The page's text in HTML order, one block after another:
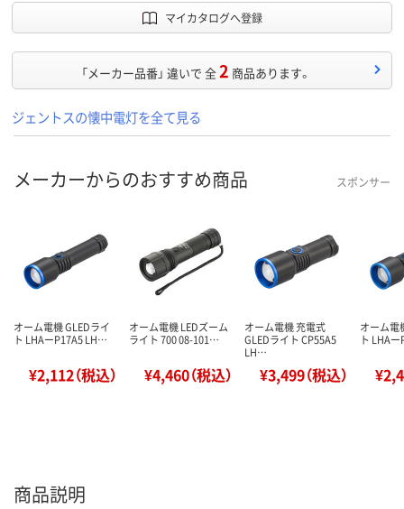
マイカタログへ登録
「メーカー品番」 違いで 全2 商品あります。
ジェントスの懐中電灯を全て見る
メーカーからのおすすめ商品 スポンサー
オーム電機 GLEDライ
ト LHAーP17A5 LH…
¥2,112（税込）
オーム電機 LEDズーム
ライト 700 08-101…
¥4,460（税込）
オーム電機 充電式
GLEDライト CP55A5
LH…
¥3,499（税込）
オーム電
ト LHA
商品説明